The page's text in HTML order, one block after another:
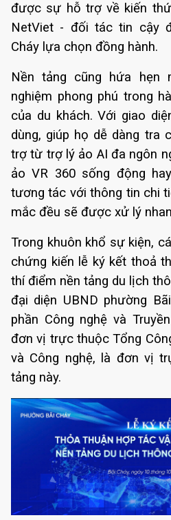
được sự hỗ trợ về kiến
NetViet - đối tác tin cậy
Cháy lựa chọn đồng hành.
Nền tảng cũng hứa hẹn
nghiệm phong phú trong
của du khách. Với giao
dùng, giúp họ dễ dàng tra
trợ từ trợ lý ảo AI đa ngôn
ảo VR 360 sống động
tương tác với thông tin chi
mắc đều sẽ được xử lý
Trong khuôn khổ sự kiện,
chứng kiến lễ ký kết thoả
thí điểm nền tảng du lịch
đại diện UBND phường
phần Công nghệ và
đơn vị trực thuộc Tổng
và Công nghệ, là đơn vị
tảng này.